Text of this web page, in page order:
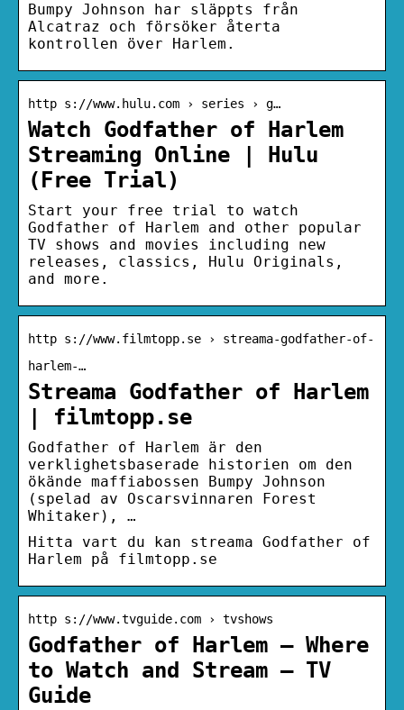
Bumpy Johnson har släppts från
Alcatraz och försöker återta
kontrollen över Harlem.
http s://www.hulu.com › series › g…
Watch Godfather of Harlem
Streaming Online | Hulu
(Free Trial)
Start your free trial to watch
Godfather of Harlem and other popular
TV shows and movies including new
releases, classics, Hulu Originals,
and more.
http s://www.filmtopp.se › streama-godfather-of-
harlem-…
Streama Godfather of Harlem
| filmtopp.se
Godfather of Harlem är den
verklighetsbaserade historien om den
ökände maffiabossen Bumpy Johnson
(spelad av Oscarsvinnaren Forest
Whitaker), …
Hitta vart du kan streama Godfather of
Harlem på filmtopp.se
http s://www.tvguide.com › tvshows
Godfather of Harlem – Where
to Watch and Stream – TV
Guide